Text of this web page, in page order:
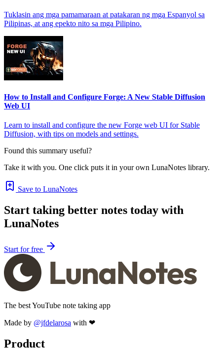
Tuklasin ang mga pamamaraan at patakaran ng mga Espanyol sa
Pilipinas, at ang epekto nito sa mga Pilipino.
How to Install and Configure Forge: A New Stable Diffusion
Web UI
Learn to install and configure the new Forge web UI for Stable
Diffusion, with tips on models and settings.
Found this summary useful?
Take it with you. One click puts it in your own LunaNotes library.
Save to LunaNotes
Start taking better notes today with
LunaNotes
Start for free
The best YouTube note taking app
Made by @jfdelarosa with ❤
Product